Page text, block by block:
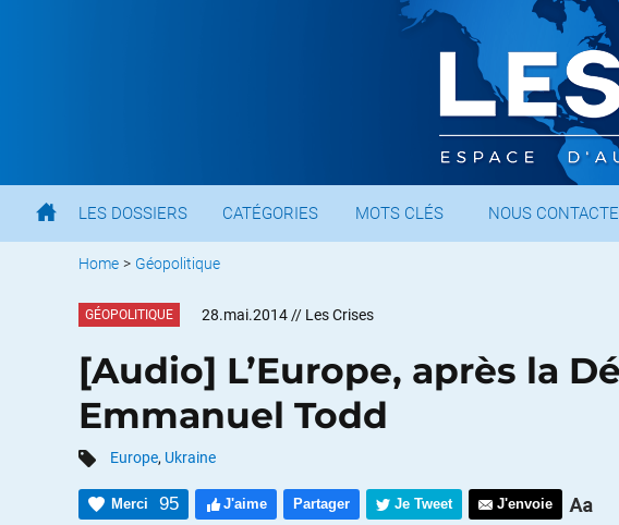
LES DOSSIERS CATÉGORIES MOTS CLÉS NOUS
Home > Géopolitique
GÉOPOLITIQUE 28.mai.2014 // Les Crises
[Audio] L’Europe, après la
Emmanuel Todd
Europe, Ukraine
Merci 95 J'aime Partager Je Tweet J'envoie